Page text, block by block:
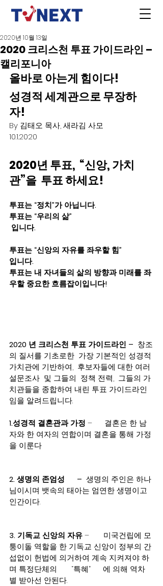
2020 크리스천 투표 가이드라인 –
캘리포니아
2020년 10월 13일
올바로 아는게 힘이다!
성경적 세계관으로 무장하
자!
By 김태오 목사, 새라김 사모
10.1.2020
2020년 투표,  “신앙, 가치
관”을  투표 하세요!
투표는 “정치”가 아닙니다.
투표는 “우리의 삶”
입니다.
투표는 “신앙의 자유를 좌우할 힘”
입니다.
투표는 내 자녀들의 삶의 방향과 미래를 좌
우할 중요한 흐름잡이입니다!
2020 년 크리스천 투표 가이드라인 –
  창조
의 질서를 기초로한  가장 기본적인 성경적
가치관에 기반하여,  후보자들에 대한 여러
설문조사  및 그들의  정책 전력,  그들의 가
치관들을 종합하여 내린 투표 가이드라인
임을 알려드립니다.
1.성경적 결혼관과 가정 –      결혼은 한 남
자와 한 여자의 연합이며 결혼을 통해 가정
을 이룬다
2. 생명의 존엄성      –
  생명의 주인은 하나
님이시며 뱃속의 태아는 엄연한 생명이고
인간이다.
3. 기독교 신앙의 자유 –       미국건립에 모
퉁이돌 역할을 한 기독교 신앙이 정부의 간
섭없이 헌법에 의거하여 계속 지켜져야 하
며 특정단체의       “특혜”      에 의해 역차
별 받아선 안된다.